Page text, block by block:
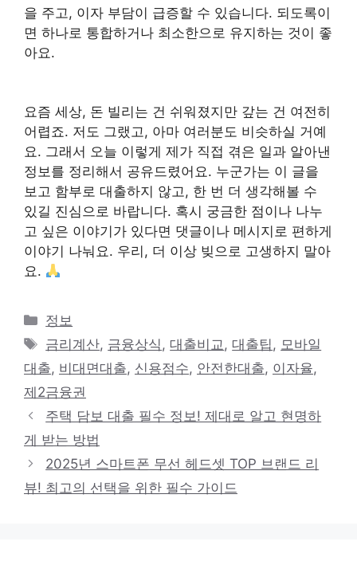
을 주고, 이자 부담이 급증할 수 있습니다. 되도록이
면 하나로 통합하거나 최소한으로 유지하는 것이 좋
아요.
요즘 세상, 돈 빌리는 건 쉬워졌지만 갚는 건 여전히
어렵죠. 저도 그랬고, 아마 여러분도 비슷하실 거예
요. 그래서 오늘 이렇게 제가 직접 겪은 일과 알아낸
정보를 정리해서 공유드렸어요. 누군가는 이 글을
보고 함부로 대출하지 않고, 한 번 더 생각해볼 수
있길 진심으로 바랍니다. 혹시 궁금한 점이나 나누
고 싶은 이야기가 있다면 댓글이나 메시지로 편하게
이야기 나눠요. 우리, 더 이상 빚으로 고생하지 말아
요.
카
테
리
정보
태
그
금리계산, 금융상식, 대출비교, 대출팁, 모바일
대출, 비대면대출, 신용점수, 안전한대출, 이자율,
제2금융권
주택 담보 대출 필수 정보! 제대로 알고 현명하
게 받는 방법
2025년 스마트폰 무선 헤드셋 TOP 브랜드 리
뷰! 최고의 선택을 위한 필수 가이드